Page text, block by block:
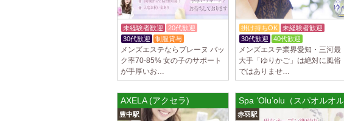
未経験者歓迎
20代歓迎
30代歓迎
制服貸与
メンズエステならプレーヌ バッ
ク率70-85% 女の子のサポート
が手厚いお…
掛け持ちOK
未経験者歓迎
30代歓迎
40代歓迎
メンズエステ業界愛知・三河最
大手「ゆりかご」は絶対に風俗
ではありませ…
AXELA (アクセラ)
豊中駅
Spa ‘Olu’olu（スパオルオル)
赤羽駅